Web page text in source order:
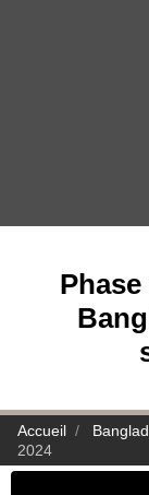
Accueil
2024